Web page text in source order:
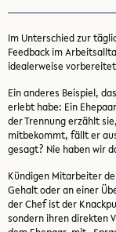
Im Unterschied zur
Feedback im
idealerweise
Ein anderes Beispiel,
erlebt habe: Ein
der Trennung erzählt
mitbekommt, fällt er
gesagt? Nie haben wir
Kündigen Mitarbeiter
Gehalt oder an einer
der Chef ist der
sondern ihren direkten